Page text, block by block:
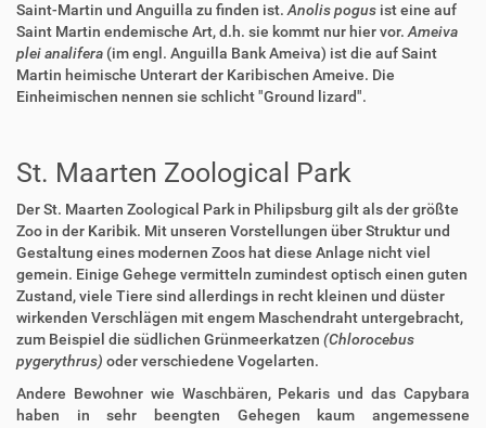
Saint-Martin und Anguilla zu finden ist.Anolis pogus ist eine auf
Saint Martin endemische Art, d.h. sie kommt nur hier vor.Ameiva
plei analifera (im engl. Anguilla Bank Ameiva) ist die auf Saint
Martin heimische Unterart der Karibischen Ameive. Die
Einheimischen nennen sie schlicht "Ground lizard".
St. Maarten Zoological Park
Der St. Maarten Zoological Park in Philipsburg gilt als der größte
Zoo in der Karibik. Mit unseren Vorstellungen über Struktur und
Gestaltung eines modernen Zoos hat diese Anlage nicht viel
gemein. Einige Gehege vermitteln zumindest optisch einen guten
Zustand, viele Tiere sind allerdings in recht kleinen und düster
wirkenden Verschlägen mit engem Maschendraht untergebracht,
zum Beispiel die südlichen Grünmeerkatzen (Chlorocebus
pygerythrus) oder verschiedene Vogelarten.
Andere Bewohner wie Waschbären, Pekaris und das Capybara
haben in sehr beengten Gehegen kaum angemessene